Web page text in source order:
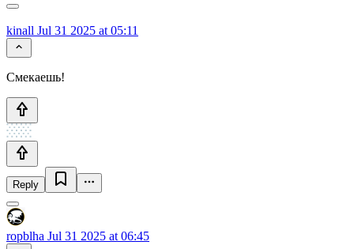
kinall Jul 31 2025 at 05:11
Смекаешь!
Reply
ropblha Jul 31 2025 at 06:45